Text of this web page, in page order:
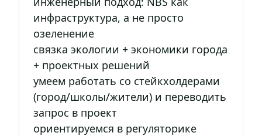
инфраструктура, а не просто
озеленение
связка экологии + экономики города
+ проектных решений
умеем работать со стейкхолдерами
(город/школы/жители) и переводить
запрос в проект
ориентируемся в регуляторике